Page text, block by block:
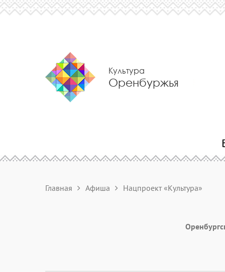
Культура
Оренбуржья
Главная Афиша Нацпроект «Культура»